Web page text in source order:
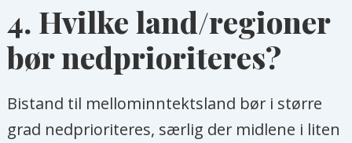
4. Hvilke land/regioner
bør nedprioriteres?
Bistand til mellominntektsland bør i større
grad nedprioriteres, særlig der midlene i liten